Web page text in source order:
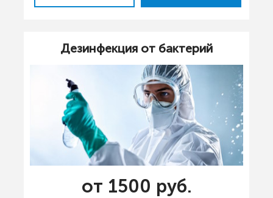
Дезинфекция от бактерий
от 1500 руб.